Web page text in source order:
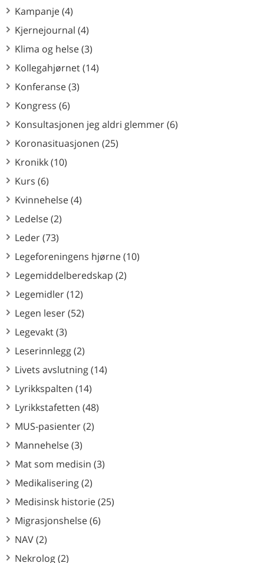
Kampanje (4)
Kjernejournal (4)
Klima og helse (3)
Kollegahjørnet (14)
Konferanse (3)
Kongress (6)
Konsultasjonen jeg aldri glemmer (6)
Koronasituasjonen (25)
Kronikk (10)
Kurs (6)
Kvinnehelse (4)
Ledelse (2)
Leder (73)
Legeforeningens hjørne (10)
Legemiddelberedskap (2)
Legemidler (12)
Legen leser (52)
Legevakt (3)
Leserinnlegg (2)
Livets avslutning (14)
Lyrikkspalten (14)
Lyrikkstafetten (48)
MUS-pasienter (2)
Mannehelse (3)
Mat som medisin (3)
Medikalisering (2)
Medisinsk historie (25)
Migrasjonshelse (6)
NAV (2)
Nekrolog (2)